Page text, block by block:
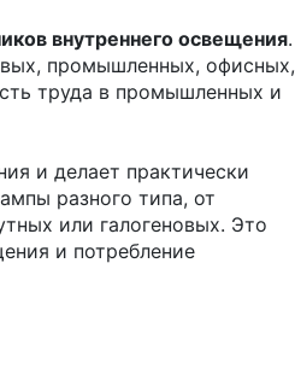
внутреннего освещения.
промышленных, офисных,
труда в промышленных и
и делает практически
разного типа, от
или галогеновых. Это
и потребление